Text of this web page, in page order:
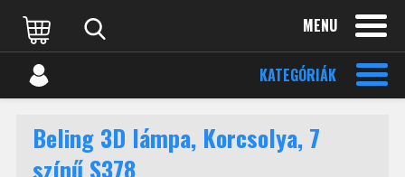
MENU
KATEGÓRIÁK
Beling 3D lámpa, Korcsolya, 7
színű S378